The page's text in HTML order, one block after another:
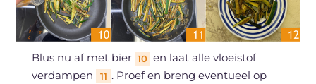
Blus nu af met bier 10 en laat alle vloeistof
verdampen
11 . Proef en breng eventueel op